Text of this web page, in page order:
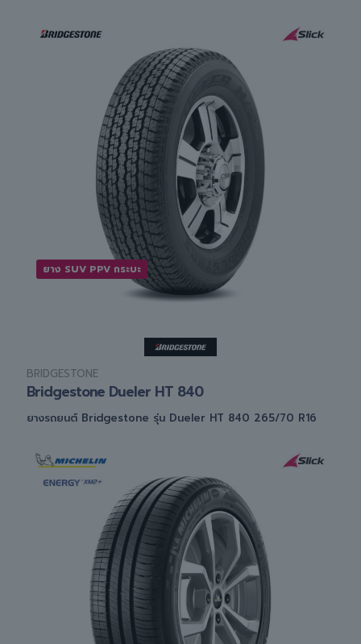
ยาง SUV PPV กระบะ
BRIDGESTONE
Bridgestone Dueler HT 840
ยางรถยนต์ Bridgestone รุ่น Dueler HT 840 265/70 R16